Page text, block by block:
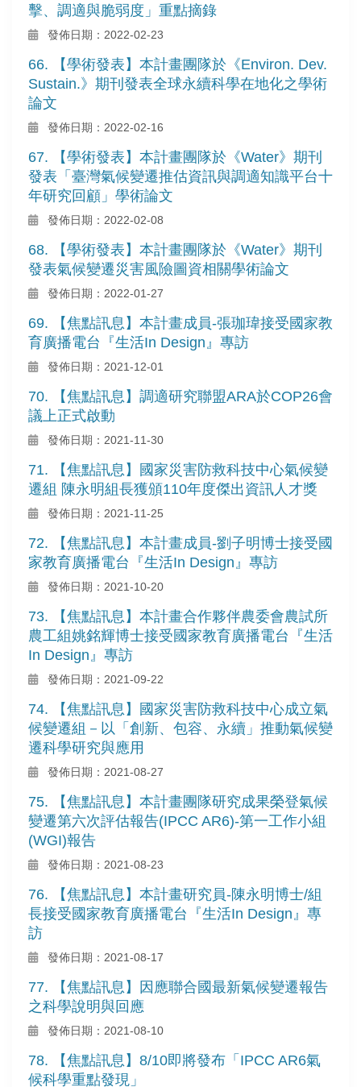
擊、調適與脆弱度」重點摘錄
發佈日期：2022-02-23
66. 【學術發表】本計畫團隊於《Environ. Dev.
Sustain.》期刊發表全球永續科學在地化之學術
論文
發佈日期：2022-02-16
67. 【學術發表】本計畫團隊於《Water》期刊
發表「臺灣氣候變遷推估資訊與調適知識平台十
年研究回顧」學術論文
發佈日期：2022-02-08
68. 【學術發表】本計畫團隊於《Water》期刊
發表氣候變遷災害風險圖資相關學術論文
發佈日期：2022-01-27
69. 【焦點訊息】本計畫成員-張珈瑋接受國家教
育廣播電台『生活In Design』專訪
發佈日期：2021-12-01
70. 【焦點訊息】調適研究聯盟ARA於COP26會
議上正式啟動
發佈日期：2021-11-30
71. 【焦點訊息】國家災害防救科技中心氣候變
遷組 陳永明組長獲頒110年度傑出資訊人才獎
發佈日期：2021-11-25
72. 【焦點訊息】本計畫成員-劉子明博士接受國
家教育廣播電台『生活In Design』專訪
發佈日期：2021-10-20
73. 【焦點訊息】本計畫合作夥伴農委會農試所
農工組姚銘輝博士接受國家教育廣播電台『生活
In Design』專訪
發佈日期：2021-09-22
74. 【焦點訊息】國家災害防救科技中心成立氣
候變遷組－以「創新、包容、永續」推動氣候變
遷科學研究與應用
發佈日期：2021-08-27
75. 【焦點訊息】本計畫團隊研究成果榮登氣候
變遷第六次評估報告(IPCC AR6)-第一工作小組
(WGI)報告
發佈日期：2021-08-23
76. 【焦點訊息】本計畫研究員-陳永明博士/組
長接受國家教育廣播電台『生活In Design』專
訪
發佈日期：2021-08-17
77. 【焦點訊息】因應聯合國最新氣候變遷報告
之科學說明與回應
發佈日期：2021-08-10
78. 【焦點訊息】8/10即將發布「IPCC AR6氣
候科學重點發現」